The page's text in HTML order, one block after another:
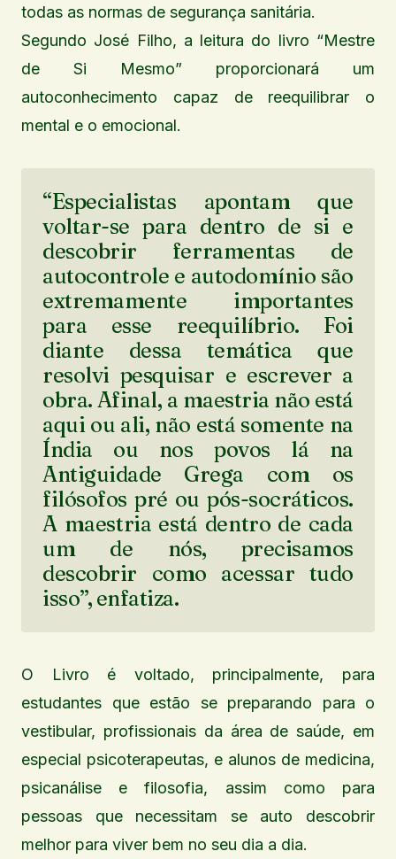
todas as normas de segurança sanitária.
Segundo José Filho, a leitura do livro “Mestre
de Si Mesmo” proporcionará um
autoconhecimento capaz de reequilibrar o
mental e o emocional.
“Especialistas apontam que
voltar-se para dentro de si e
descobrir ferramentas de
autocontrole e autodomínio são
extremamente importantes
para esse reequilíbrio. Foi
diante dessa temática que
resolvi pesquisar e escrever a
obra. Afinal, a maestria não está
aqui ou ali, não está somente na
Índia ou nos povos lá na
Antiguidade Grega com os
filósofos pré ou pós-socráticos.
A maestria está dentro de cada
um de nós, precisamos
descobrir como acessar tudo
isso”, enfatiza.
O Livro é voltado, principalmente, para
estudantes que estão se preparando para o
vestibular, profissionais da área de saúde, em
especial psicoterapeutas, e alunos de medicina,
psicanálise e filosofia, assim como para
pessoas que necessitam se auto descobrir
melhor para viver bem no seu dia a dia.